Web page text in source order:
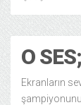
O
Ekranların